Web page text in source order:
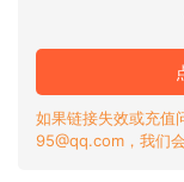
如果链接失效或充值
95@qq.com，我们